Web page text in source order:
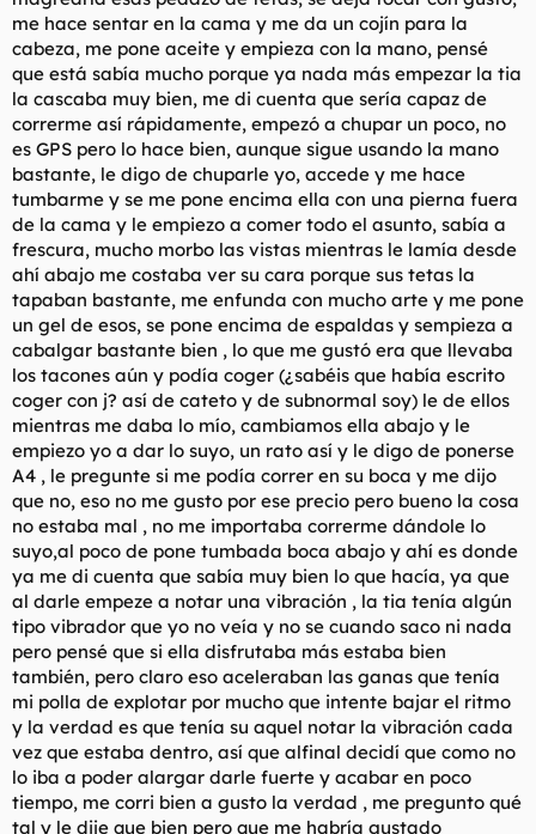
me hace sentar en la cama y me da un cojín para la
cabeza, me pone aceite y empieza con la mano, pensé
que está sabía mucho porque ya nada más empezar la tia
la cascaba muy bien, me di cuenta que sería capaz de
correrme así rápidamente, empezó a chupar un poco, no
es GPS pero lo hace bien, aunque sigue usando la mano
bastante, le digo de chuparle yo, accede y me hace
tumbarme y se me pone encima ella con una pierna fuera
de la cama y le empiezo a comer todo el asunto, sabía a
frescura, mucho morbo las vistas mientras le lamía desde
ahí abajo me costaba ver su cara porque sus tetas la
tapaban bastante, me enfunda con mucho arte y me pone
un gel de esos, se pone encima de espaldas y sempieza a
cabalgar bastante bien , lo que me gustó era que llevaba
los tacones aún y podía coger (¿sabéis que había escrito
coger con j? así de cateto y de subnormal soy) le de ellos
mientras me daba lo mío, cambiamos ella abajo y le
empiezo yo a dar lo suyo, un rato así y le digo de ponerse
A4 , le pregunte si me podía correr en su boca y me dijo
que no, eso no me gusto por ese precio pero bueno la cosa
no estaba mal , no me importaba correrme dándole lo
suyo,al poco de pone tumbada boca abajo y ahí es donde
ya me di cuenta que sabía muy bien lo que hacía, ya que
al darle empeze a notar una vibración , la tia tenía algún
tipo vibrador que yo no veía y no se cuando saco ni nada
pero pensé que si ella disfrutaba más estaba bien
también, pero claro eso aceleraban las ganas que tenía
mi polla de explotar por mucho que intente bajar el ritmo
y la verdad es que tenía su aquel notar la vibración cada
vez que estaba dentro, así que alfinal decidí que como no
lo iba a poder alargar darle fuerte y acabar en poco
tiempo, me corri bien a gusto la verdad , me pregunto qué
tal y le dije que bien pero que me habría gustado